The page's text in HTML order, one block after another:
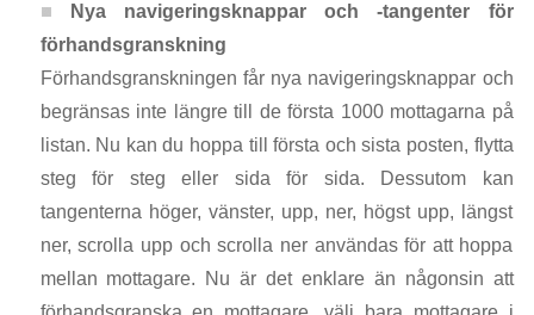
Nya navigeringsknappar och -tangenter för
förhandsgranskning
Förhandsgranskningen får nya navigeringsknappar och
begränsas inte längre till de första 1000 mottagarna på
listan. Nu kan du hoppa till första och sista posten, flytta
steg för steg eller sida för sida. Dessutom kan
tangenterna höger, vänster, upp, ner, högst upp, längst
ner, scrolla upp och scrolla ner användas för att hoppa
mellan mottagare. Nu är det enklare än någonsin att